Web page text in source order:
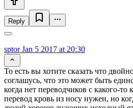
Reply
sptorJan 5 2017 at 20:30
То есть вы хотите сказать что
соглашусь, что это может быть
когда нет переводчиков с какого-то
перевод кровь из носу нужен, но